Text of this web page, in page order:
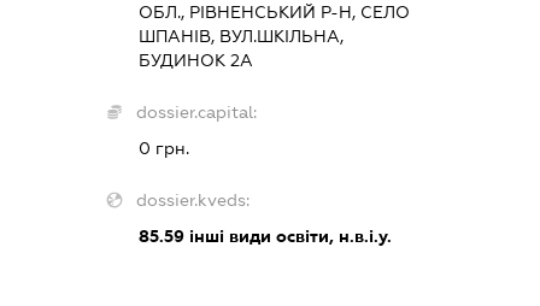
ОБЛ., РІВНЕНСЬКИЙ Р-Н, СЕЛО
ШПАНІВ, ВУЛ.ШКІЛЬНА,
БУДИНОК 2А
dossier.capital:
0 грн.
dossier.kveds:
85.59 інші види освіти, н.в.і.у.